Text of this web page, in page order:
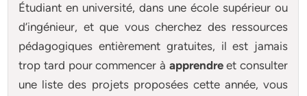
Étudiant en université, dans une école supérieur ou
d’ingénieur, et que vous cherchez des ressources
pédagogiques entièrement gratuites, il est jamais
trop tard pour commencer à apprendreet consulter
une liste des projets proposées cette année, vous